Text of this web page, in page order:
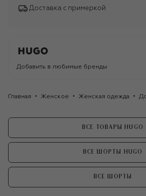
Доставка с примеркой
Добавить в любимые бренды
Главная Женское Женская одежда
ВСЕ ТОВАРЫ HUGO
ВСЕ ШОРТЫ HUGO
ВСЕ ШОРТЫ